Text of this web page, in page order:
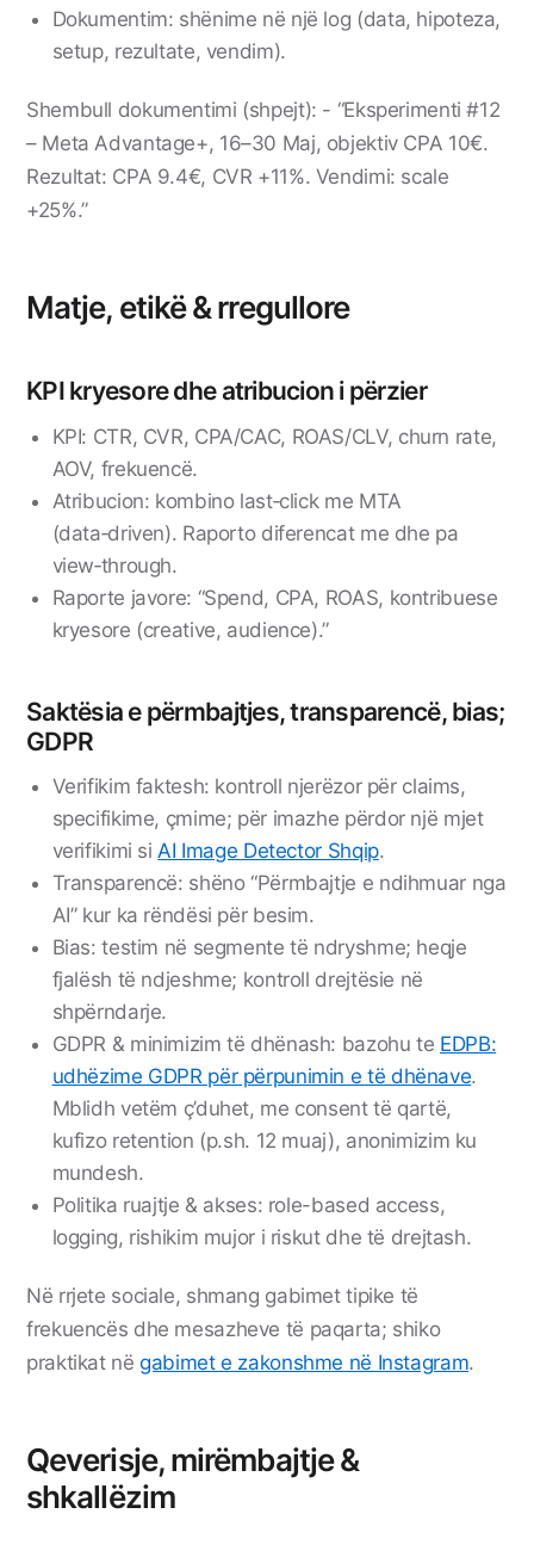
Dokumentim: shënime në një log (data, hipoteza,
setup, rezultate, vendim).
Shembull dokumentimi (shpejt): - “Eksperimenti #12
– Meta Advantage+, 16–30 Maj, objektiv CPA 10€.
Rezultat: CPA 9.4€, CVR +11%. Vendimi: scale
+25%.”
Matje, etikë & rregullore
KPI kryesore dhe atribucion i përzier
KPI: CTR, CVR, CPA/CAC, ROAS/CLV, churn rate,
AOV, frekuencë.
Atribucion: kombino last‑click me MTA
(data‑driven). Raporto diferencat me dhe pa
view‑through.
Raporte javore: “Spend, CPA, ROAS, kontribuese
kryesore (creative, audience).”
Saktësia e përmbajtjes, transparencë, bias;
GDPR
Verifikim faktesh: kontroll njerëzor për claims,
specifikime, çmime; për imazhe përdor një mjet
verifikimi siAI Image Detector Shqip.
Transparencë: shëno “Përmbajtje e ndihmuar nga
AI” kur ka rëndësi për besim.
Bias: testim në segmente të ndryshme; heqje
fjalësh të ndjeshme; kontroll drejtësie në
shpërndarje.
GDPR & minimizim të dhënash: bazohu te EDPB:
udhëzime GDPR për përpunimin e të dhënave.
Mblidh vetëm ç’duhet, me consent të qartë,
kufizo retention (p.sh. 12 muaj), anonimizim ku
mundesh.
Politika ruajtje & akses: role-based access,
logging, rishikim mujor i riskut dhe të drejtash.
Në rrjete sociale, shmang gabimet tipike të
frekuencës dhe mesazheve të paqarta; shiko
praktikat nëgabimet e zakonshme në Instagram.
Qeverisje, mirëmbajtje &
shkallëzim